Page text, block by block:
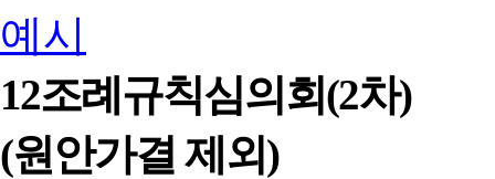
예시
12조례규칙심의회(2차)
(원안가결 제외)